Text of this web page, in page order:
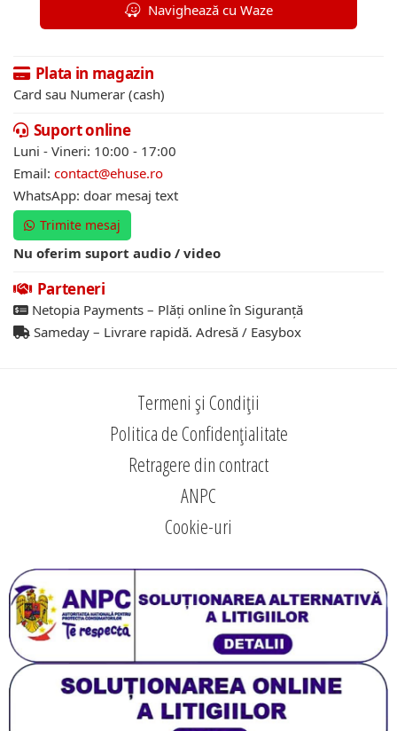
Navighează cu Waze
Plata in magazin
Card sau Numerar (cash)
Suport online
Luni - Vineri: 10:00 - 17:00
Email: contact@ehuse.ro
WhatsApp: doar mesaj text
Trimite mesaj
Nu oferim suport audio / video
Parteneri
Netopia Payments – Plăți online în Siguranță
Sameday – Livrare rapidă. Adresă / Easybox
Termeni și Condiții
Politica de Confidențialitate
Retragere din contract
ANPC
Cookie-uri